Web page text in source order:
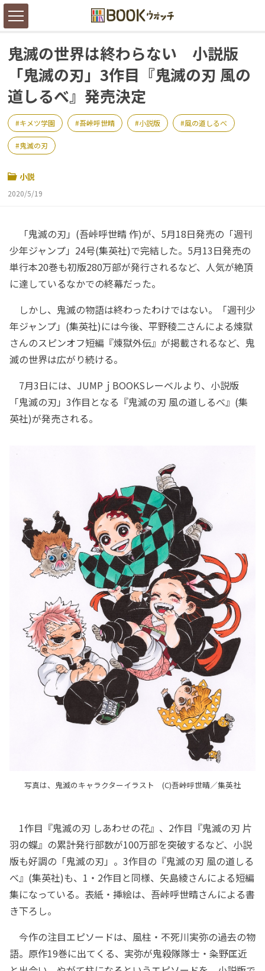
鬼滅の世界は終わらない 小説版
「鬼滅の刃」3作目『鬼滅の刃 風の
道しるべ』発売決定
キメツ学園 吾峠呼世晴 小説版 風の道しるべ
鬼滅の刃
小説
2020/5/19
「鬼滅の刃」(吾峠呼世晴 作)が、5月18日発売の「週刊
少年ジャンプ」24号(集英社)で完結した。5月13日発売の
単行本20巻も初版280万部が発行されるなど、人気が絶頂
に達しているなかでの終幕だった。
しかし、鬼滅の物語は終わったわけではない。「週刊少
年ジャンプ」(集英社)には今後、平野稜二さんによる煉獄
さんのスピンオフ短編『煉獄外伝』が掲載されるなど、鬼
滅の世界は広がり続ける。
7月3日には、JUMPｊBOOKSレーベルより、小説版
「鬼滅の刃」3作目となる『鬼滅の刃 風の道しるべ』(集
英社)が発売される。
写真は、鬼滅のキャラクターイラスト (C)吾峠呼世晴／集英社
1作目『鬼滅の刃 しあわせの花』、2作目『鬼滅の刃 片
羽の蝶』の累計発行部数が100万部を突破するなど、小説
版も好調の「鬼滅の刃」。3作目の『鬼滅の刃 風の道しる
べ』(集英社)も、1・2作目と同様、矢島綾さんによる短編
集になっている。表紙・挿絵は、吾峠呼世晴さんによる書
き下ろし。
今作の注目エピソードは、風柱・不死川実弥の過去の物
語。原作19巻に出てくる、実弥が鬼殺隊隊士・粂野匡近